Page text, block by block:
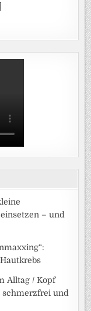
– und
Alltag / Kopf
und